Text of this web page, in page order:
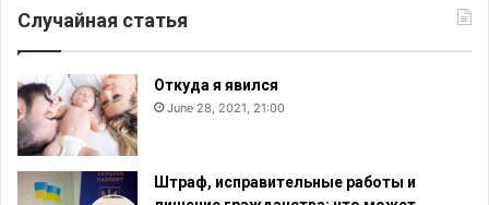
Случайная статья
Откуда я явился
June 28, 2021, 21:00
Штраф, исправительные работы и